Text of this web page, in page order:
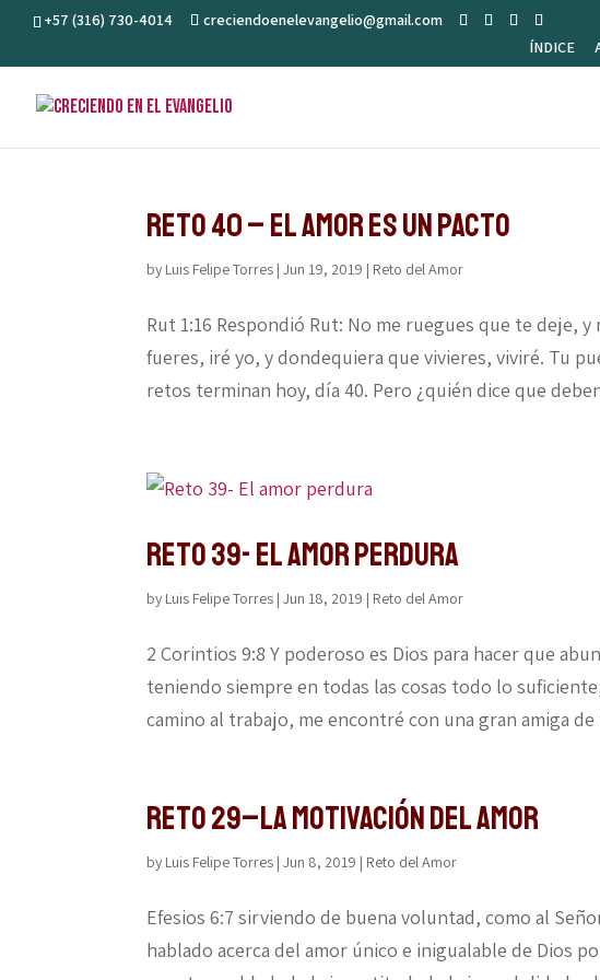
+57 (316) 730-4014
creciendoenelevangelio@gmail.com
ÍNDICE
Reto 40 – El amor es un pacto
by Luis Felipe Torres |Jun 19, 2019 | Reto del Amor
Rut 1:16 Respondió Rut: No me ruegues que te deje,
fueres, iré yo, y dondequiera que vivieres, viviré. Tu
retos terminan hoy, día 40. Pero ¿quién dice que
Reto 39- El amor perdura
by Luis Felipe Torres |Jun 18, 2019 | Reto del Amor
2 Corintios 9:8 Y poderoso es Dios para hacer que
teniendo siempre en todas las cosas todo lo
camino al trabajo, me encontré con una gran amiga de
Reto 29–La motivación del amor
by Luis Felipe Torres |Jun 8, 2019 | Reto del Amor
Efesios 6:7 sirviendo de buena voluntad, como al
hablado acerca del amor único e inigualable de Dios